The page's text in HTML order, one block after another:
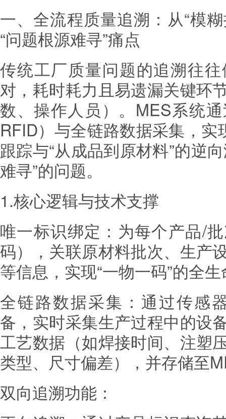
一、全流程质量追溯：从“模
“问题根源难寻”痛点
传统工厂质量问题的追溯往
对，耗时耗力且易遗漏关键环
数、操作人员）。MES系统
RFID）与全链路数据采集，实
跟踪与“从成品到原材料”的逆
难寻”的问题。
1.核心逻辑与技术支撑
唯一标识绑定：为每个产品/
码），关联原材料批次、生产
等信息，实现“一物一码”的全
全链路数据采集：通过传感
备，实时采集生产过程中的设
工艺数据（如焊接时间、注塑
类型、尺寸偏差），并存储至
双向追溯功能：